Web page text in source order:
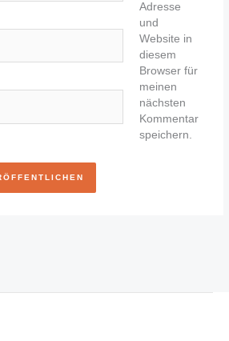
Adresse
und
Website in
diesem
Browser für
meinen
nächsten
Kommentar
speichern.